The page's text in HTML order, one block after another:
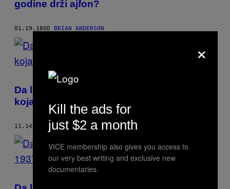
godine drži ajfon?
01.19.18OD BRIAN ANDERSON
Da li svi na ovoj slici iz 1860. vidimo ženu
koja drži ajfon?
11.14.17 OD BRIAN ANDERSON
×
Kill the ads for
just $2 a month
VICE membership also gives you access to
our very best writing and exclusive new
documentaries.